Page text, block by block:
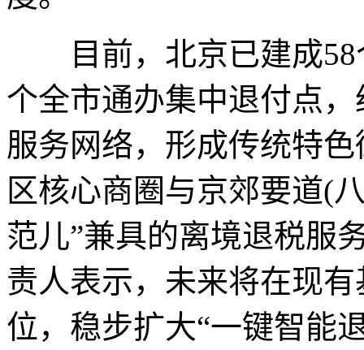
目前，北京已建成58
个全市通办集中退付点
服务网络，形成传统特
区核心商圈与京郊要道(
范儿”兼具的离境退税服
责人表示，未来将在现
位，稳步扩大“一键智能